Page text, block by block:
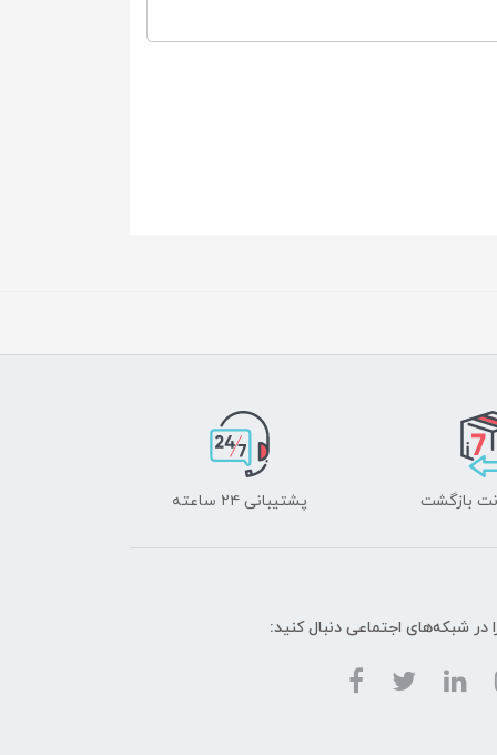
پشتیبانی ۲۴ ساعته
در شبکه‌های اجتماعی دنبال کنید: